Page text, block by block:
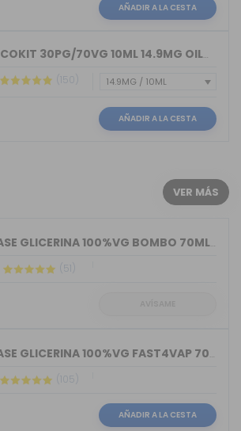
AÑADIR A LA CESTA
NICOKIT 30PG/70VG 10ML 14.9MG OIL4VAP
(150)
AÑADIR A LA CESTA
VER MÁS
BASE GLICERINA 100%VG BOMBO 70ML (BOT...
(51)
BASE GLICERINA 100%VG FAST4VAP 70ML O...
(105)
AÑADIR A LA CESTA